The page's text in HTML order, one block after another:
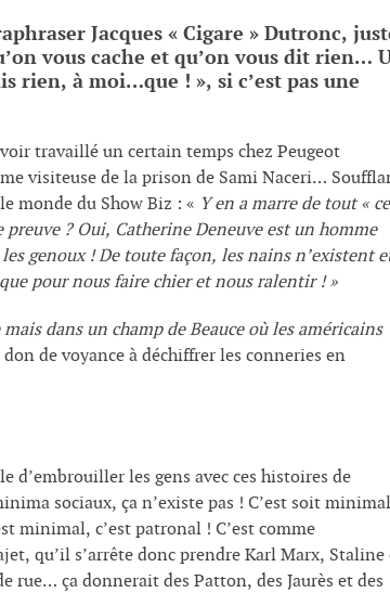
Jacques « Cigare » Dutronc,
vous cache et qu’on vous dit rien…
rien, à moi…que ! », si c’est pas une
travaillé un certain temps chez Peugeot
visiteuse de la prison de Sami Naceri…
monde du Show Biz : « Y en a marre de tout « ce
? Oui, Catherine Deneuve est un homme
genoux ! De toute façon, les nains n’existent
pour nous faire chier et nous ralentir ! »
dans un champ de Beauce où les américains
de voyance à déchiffrer les conneries en
d’embrouiller les gens avec ces histoires de
sociaux, ça n’existe pas ! C’est soit
minimal, c’est patronal ! C’est comme
qu’il s’arrête donc prendre Karl Marx, Staline
rue… ça donnerait des Patton, des Jaurès et des